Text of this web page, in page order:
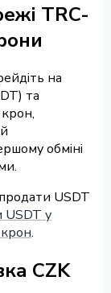
TRC-
на
та
обміні
USDT
USDT у
.
CZK